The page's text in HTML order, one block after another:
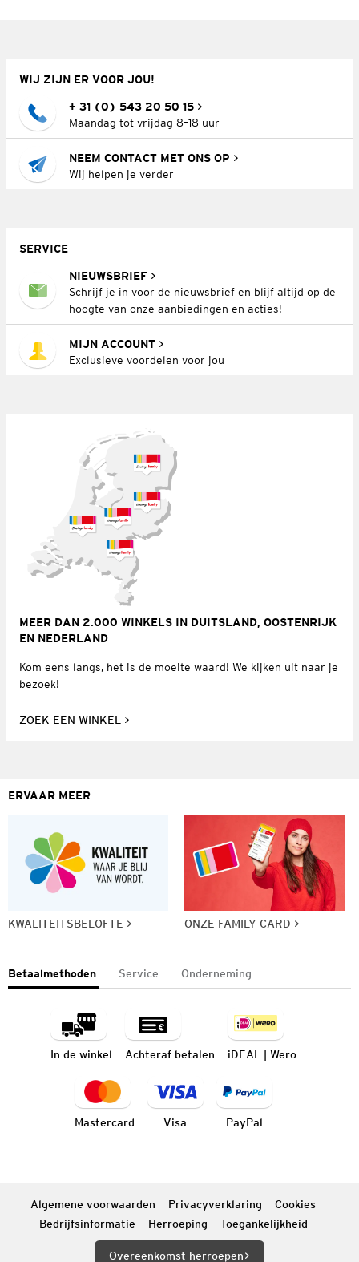
WIJ ZIJN ER VOOR JOU!
+ 31 (0) 543 20 50 15
Maandag tot vrijdag 8–18 uur
NEEM CONTACT MET ONS OP
Wij helpen je verder
SERVICE
NIEUWSBRIEF
Schrijf je in voor de nieuwsbrief en blijf altijd op de
hoogte van onze aanbiedingen en acties!
MIJN ACCOUNT
Exclusieve voordelen voor jou
MEER DAN 2.000 WINKELS IN DUITSLAND, OOSTENRIJK
EN NEDERLAND
Kom eens langs, het is de moeite waard! We kijken uit naar je
bezoek!
ZOEK EEN WINKEL
ERVAAR MEER
KWALITEITSBELOFTE ONZE FAMILY CARD
Betaalmethoden Service Onderneming
In de winkel Achteraf betalen iDEAL | Wero
Mastercard Visa PayPal
Algemene voorwaarden Privacyverklaring
Cookies
Bedrijfsinformatie
Herroeping Toegankelijkheid
Overeenkomst herroepen